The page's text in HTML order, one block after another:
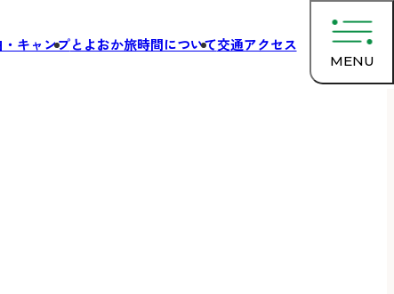
MENU
キャンプとよおか旅時間について交通アクセス